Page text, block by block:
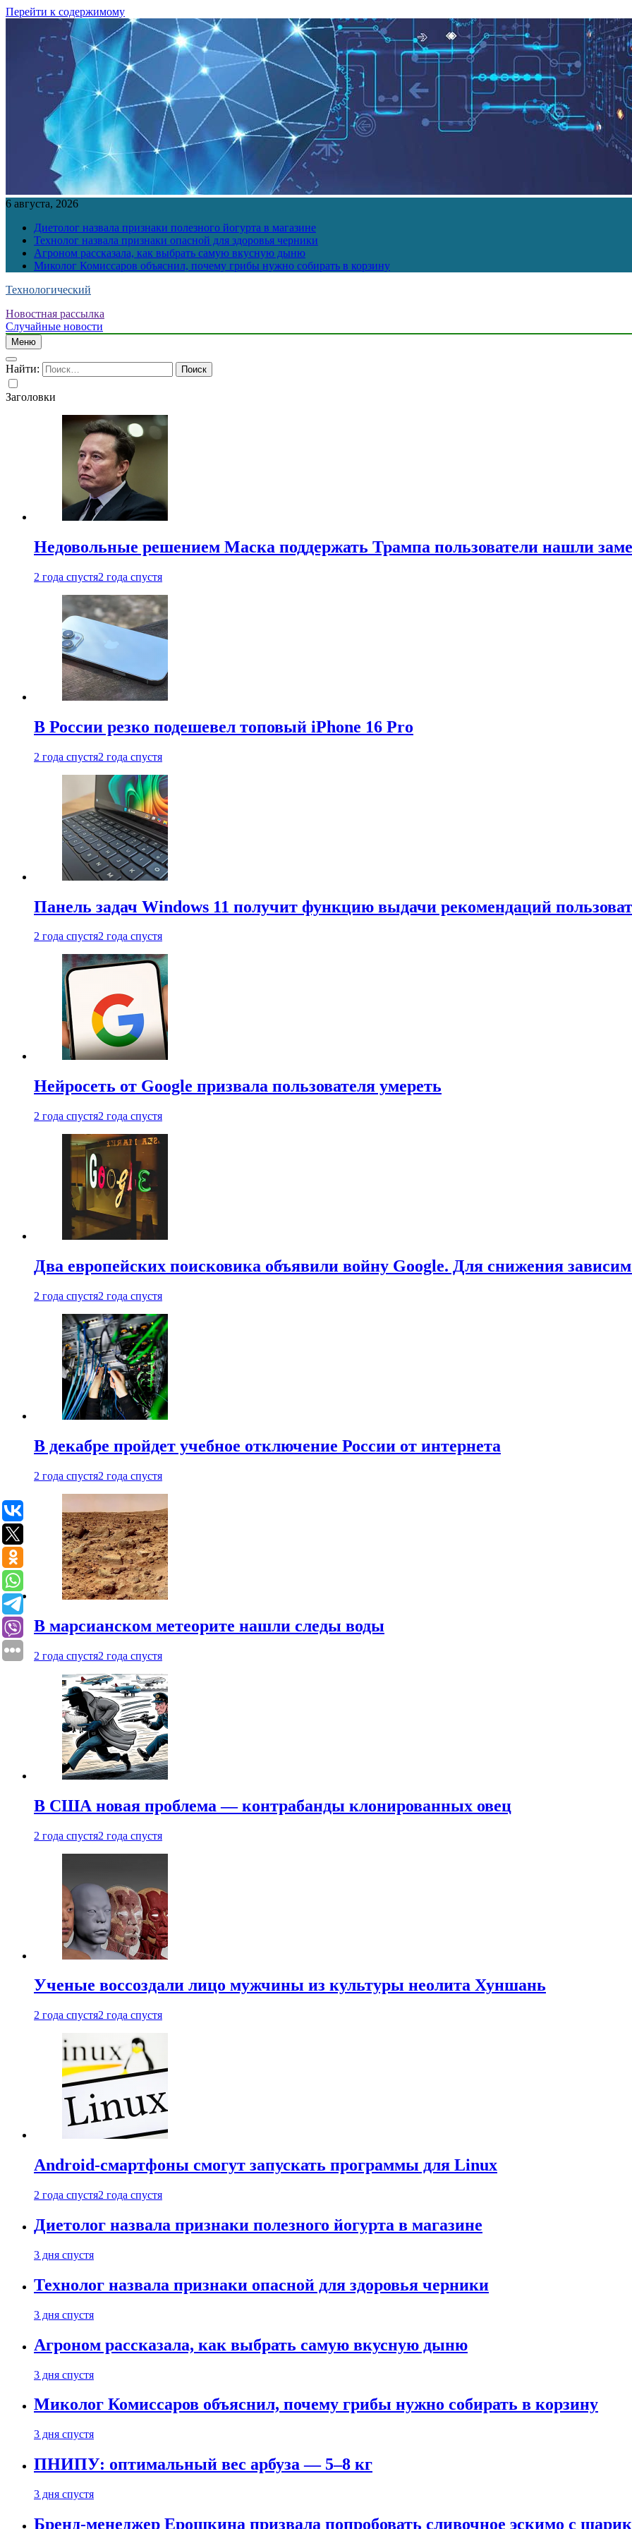
Перейти к содержимому
6 августа, 2026
Диетолог назвала признаки полезного йогурта в магазине
Технолог назвала признаки опасной для здоровья черники
Агроном рассказала, как выбрать самую вкусную дыню
Миколог Комиссаров объяснил, почему грибы нужно собирать в корзину
Технологический
Новостная рассылка
Случайные новости
Меню
Найти:
Заголовки
Недовольные решением Маска поддержать Трампа пользователи нашли
2 года спустя2 года спустя
В России резко подешевел топовый iPhone 16 Pro
2 года спустя2 года спустя
Панель задач Windows 11 получит функцию выдачи рекомендаций
2 года спустя2 года спустя
Нейросеть от Google призвала пользователя умереть
2 года спустя2 года спустя
Два европейских поисковика объявили войну Google. Для снижения
2 года спустя2 года спустя
В декабре пройдет учебное отключение России от интернета
2 года спустя2 года спустя
В марсианском метеорите нашли следы воды
2 года спустя2 года спустя
В США новая проблема — контрабанды клонированных овец
2 года спустя2 года спустя
Ученые воссоздали лицо мужчины из культуры неолита Хуншань
2 года спустя2 года спустя
Android-смартфоны смогут запускать программы для Linux
2 года спустя2 года спустя
Диетолог назвала признаки полезного йогурта в магазине
3 дня спустя
Технолог назвала признаки опасной для здоровья черники
3 дня спустя
Агроном рассказала, как выбрать самую вкусную дыню
3 дня спустя
Миколог Комиссаров объяснил, почему грибы нужно собирать в корзину
3 дня спустя
ПНИПУ: оптимальный вес арбуза — 5–8 кг
3 дня спустя
Бренд-менеджер Ерошкина призвала попробовать сливочное эскимо с